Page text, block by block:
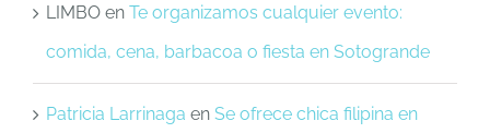
LIMBO en Te organizamos cualquier evento:
comida, cena, barbacoa o fiesta en Sotogrande
Patricia Larrinaga en Se ofrece chica filipina en